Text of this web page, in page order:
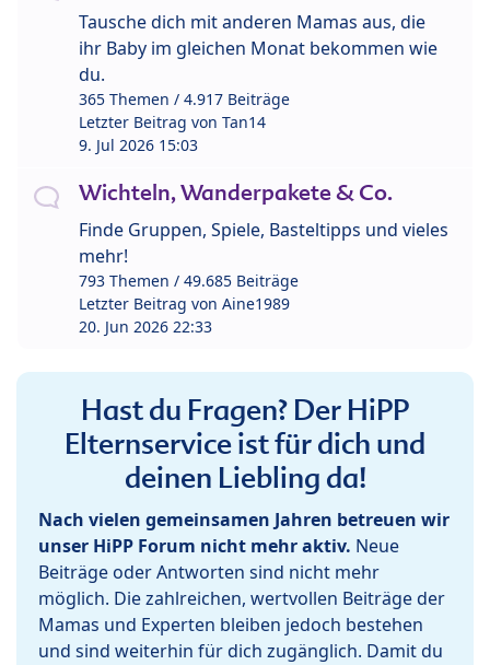
Tausche dich mit anderen Mamas aus, die
ihr Baby im gleichen Monat bekommen wie
du.
365 Themen / 4.917 Beiträge
Letzter Beitrag von Tan14
9. Jul 2026 15:03
Wichteln, Wanderpakete & Co.
Finde Gruppen, Spiele, Basteltipps und vieles
mehr!
793 Themen / 49.685 Beiträge
Letzter Beitrag von Aine1989
20. Jun 2026 22:33
Hast du Fragen? Der HiPP
Elternservice ist für dich und
deinen Liebling da!
Nach vielen gemeinsamen Jahren betreuen wir
unser HiPP Forum nicht mehr aktiv. Neue
Beiträge oder Antworten sind nicht mehr
möglich. Die zahlreichen, wertvollen Beiträge der
Mamas und Experten bleiben jedoch bestehen
und sind weiterhin für dich zugänglich. Damit du